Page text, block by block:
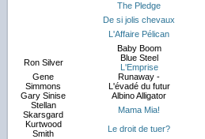
The Pledge
De si jolis chevaux
L'Affaire Pélican
Baby Boom
Ron Silver
Blue Steel
L'Emprise
Gene
Simmons
Runaway -
L'évadé du futur
Gary Sinise
Albino Alligator
Stellan
Skarsgard
Mama Mia!
Kurtwood
Smith
Le droit de tuer?